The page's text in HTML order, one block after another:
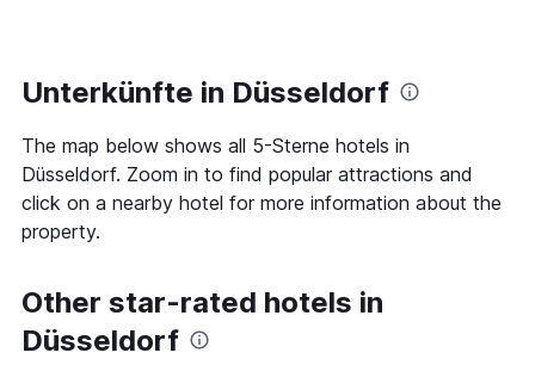
Achse,
den
durchschnittlichen
Zimmerpreis
an
diesem
der
den
näher
das
rückt.
Das
Diagramm
hat
1
die
die
Anzahl
Unterkünfte in Düsseldorf
The map below shows all 5-Sterne hotels in
Düsseldorf. Zoom in to find popular attractions and
click on a nearby hotel for more information about the
property.
Other star-rated hotels in
Düsseldorf